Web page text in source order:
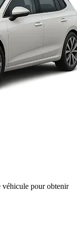
véhicule pour obtenir